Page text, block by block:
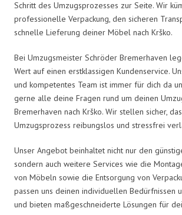
Schritt des Umzugsprozesses zur Seite. Wir
professionelle Verpackung, den sicheren
schnelle Lieferung deiner Möbel nach Krško.
Bei Umzugsmeister Schröder Bremerhaven
Wert auf einen erstklassigen Kundenservice.
und kompetentes Team ist immer für dich da
gerne alle deine Fragen rund um deinen
Bremerhaven nach Krško. Wir stellen sicher,
Umzugsprozess reibungslos und stressfrei
Unser Angebot beinhaltet nicht nur den
sondern auch weitere Services wie die
von Möbeln sowie die Entsorgung von
passen uns deinen individuellen Bedürfnissen
und bieten maßgeschneiderte Lösungen für